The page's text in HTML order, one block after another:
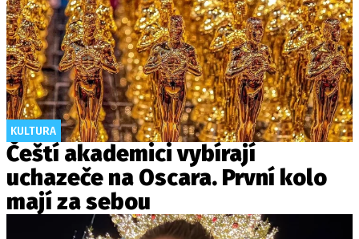
KULTURA
Čeští akademici vybírají
uchazeče na Oscara. První kolo
mají za sebou